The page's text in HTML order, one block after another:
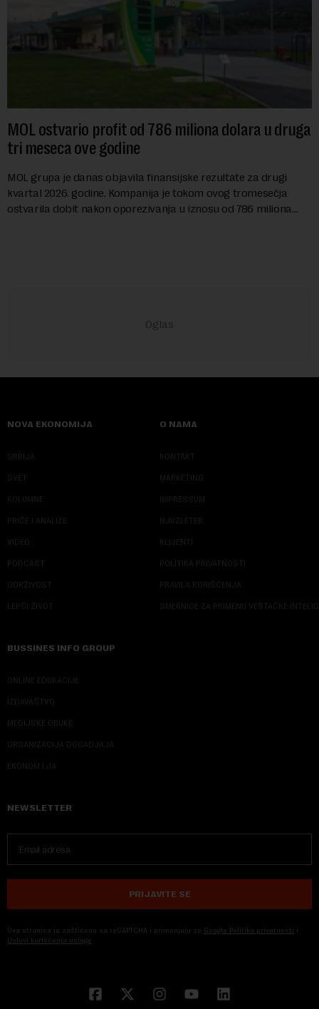
MOL ostvario profit od 786 miliona dolara u druga
tri meseca ove godine
MOL grupa je danas objavila finansijske rezultate za drugi
kvartal 2026. godine. Kompanija je tokom ovog tromesečja
ostvarila dobit nakon oporezivanja u iznosu od 786 miliona
NOVA EKONOMIJA
SRBIJA
SVET
KOLUMNE
PRIČE I ANALIZE
VIDEO
PODCAST
ODRŽIVOST
LEPŠI ŽIVOT
O NAMA
KONTAKT
MARKETING
IMPRESSUM
NJUZLETER
KLIJENTI
POLITIKA PRIVATNOSTI
PRAVILA KORIŠĆENJA
SMERNICE ZA PRIMENU VEŠTAČKE
BUSSINES INFO GROUP
ONLINE EDUKACIJE
IZDAVAŠTVO
MEDIJSKE OBUKE
ORGANIZACIJA DOGADJAJA
EKONOM I JA
NEWSLETTER
PRIJAVITE SE
Ova stranica je zaštićena sa reCAPTCHA i primenjuju se Google Politika privatnosti i
Uslovi korišćenja usluge